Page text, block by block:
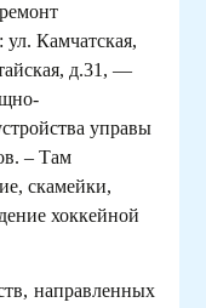
Камчатская,
д.31, —
управы
– Там
скамейки,
хоккейной
направленных